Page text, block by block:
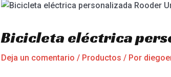
Bicicleta eléctrica
Deja un comentario / Productos / Por